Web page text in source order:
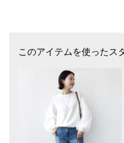
■素材
身頃はドライタッチのコットン
袖部分は程よいハリ感を持つオ
うな素材です。
オンオフ問わず幅広いスタイル
いめな印象に、スカートと合わ
す。一枚でさまざまなシーンに
このアイテムを使ったス